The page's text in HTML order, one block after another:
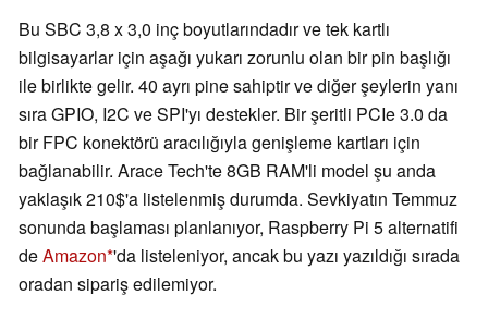
Bu SBC 3,8 x 3,0 inç boyutlarındadır ve tek kartlı
bilgisayarlar için aşağı yukarı zorunlu olan bir pin başlığı
ile birlikte gelir. 40 ayrı pine sahiptir ve diğer şeylerin yanı
sıra GPIO, I2C ve SPI'yı destekler. Bir şeritli PCIe 3.0 da
bir FPC konektörü aracılığıyla genişleme kartları için
bağlanabilir. Arace Tech'te 8GB RAM'li model şu anda
yaklaşık 210$'a listelenmiş durumda. Sevkiyatın Temmuz
sonunda başlaması planlanıyor, Raspberry Pi 5 alternatifi
deAmazon 'da listeleniyor, ancak bu yazı yazıldığı sırada
oradan sipariş edilemiyor.